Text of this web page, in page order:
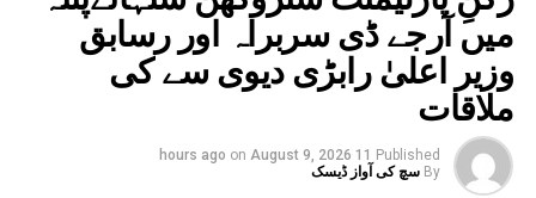
میں آرجے ڈی سربراہ اور رسابق
وزیر اعلیٰ رابڑی دیوی سے کی
ملاقات
Published
11 hours ago
on August 9, 2026
By سچ کی آواز ڈیسک